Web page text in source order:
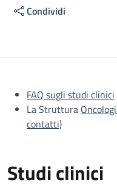
Condividi
Descrizione
FAQ sugli studi clinici
La Struttura
contatti)
Studi clinici